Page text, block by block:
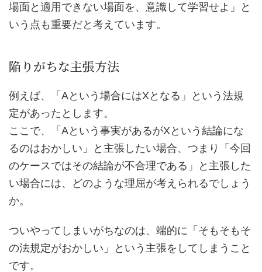
場面と適用できない場面を、意識して学習せよ」と
いう点も重要だと考えています。
陥りがちな主張方法
例えば、「Aという場合にはXとなる」という法規
定があったとします。
ここで、「Aという事実があるがXという結論にな
るのはおかしい」と主張したい場合、つまり「今回
のケースではその結論が不合理である」と主張した
い場合には、どのような理屈が考えられるでしょう
か。
ついやってしまいがちなのは、端的に「そもそもそ
の法規定がおかしい」という主張をしてしまうこと
です。